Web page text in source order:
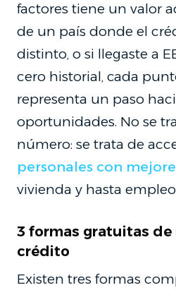
factores tiene un valor
de un país donde el
distinto, o si llegaste a
cero historial, cada
representa un paso
oportunidades. No se
número: se trata de
personales con
vivienda y hasta
3 formas gratuitas de
crédito
Existen tres formas